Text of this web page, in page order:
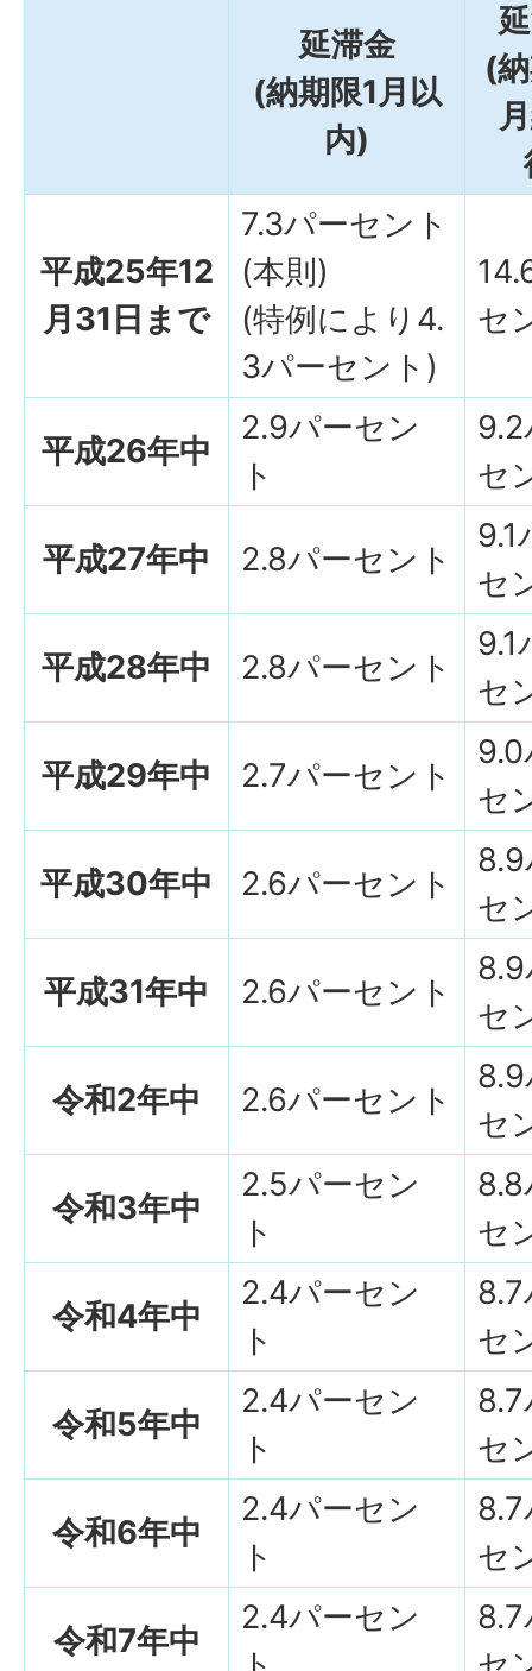
延滞金
(納期限1月以
内)
(
平成25年12
月31日まで
7.3パーセント
(本則)
(特例により4.
3パーセント)
セ
平成26年中
2.9パーセン
ト
9.2
セ
平成27年中 2.8パーセント
9.1
セ
平成28年中 2.8パーセント
9.1
セ
平成29年中 2.7パーセント
9.0
セ
平成30年中 2.6パーセント
セ
平成31年中 2.6パーセント
セ
令和2年中 2.6パーセント
セ
令和3年中
2.5パーセン
ト
8.8
セ
令和4年中
2.4パーセン
ト
8.7
セ
令和5年中
2.4パーセン
ト
8.7
セ
令和6年中
2.4パーセン
ト
8.7
セ
令和7年中
2.4パーセン
8.7